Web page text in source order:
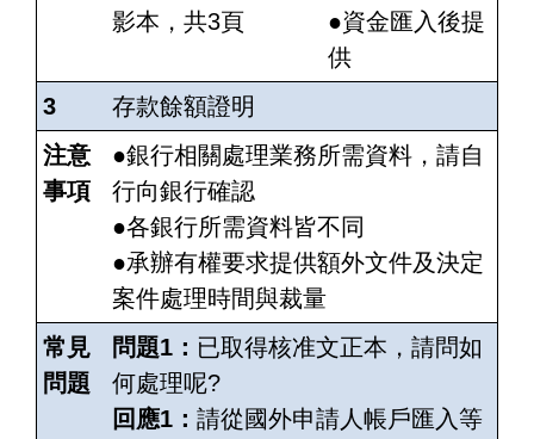
影本，共3頁
●資金匯入後提
供
3
存款餘額證明
注意
事項
●銀行相關處理業務所需資料，請自
行向銀行確認
●各銀行所需資料皆不同
●承辦有權要求提供額外文件及決定
案件處理時間與裁量
常見
問題
問題1： 已取得核准文正本，請問如
何處理呢?
回應1： 請從國外申請人帳戶匯入等